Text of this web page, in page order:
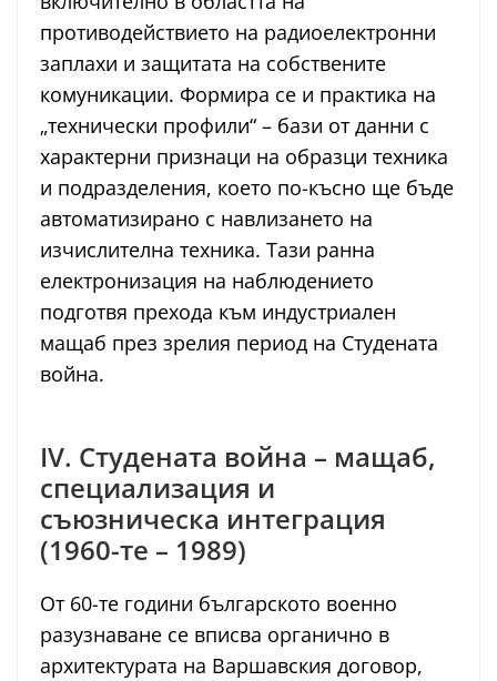
противодействието на радиоелектронни
заплахи и защитата на собствените
комуникации. Формира се и практика на
„технически профили“ – бази от данни с
характерни признаци на образци техника
и подразделения, което по-късно ще бъде
автоматизирано с навлизането на
изчислителна техника. Тази ранна
електронизация на наблюдението
подготвя прехода към индустриален
мащаб през зрелия период на Студената
война.
IV. Студената война – мащаб,
специализация и
съюзническа интеграция
(1960-те – 1989)
От 60-те години българското военно
разузнаване се вписва органично в
архитектурата на Варшавския договор,